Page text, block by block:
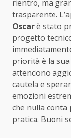
rientro, ma
trasparente.
Oscarè stato
progetto
priorità è la
attendono
cautela e
emozioni
che nulla conta
pratica. Buoni